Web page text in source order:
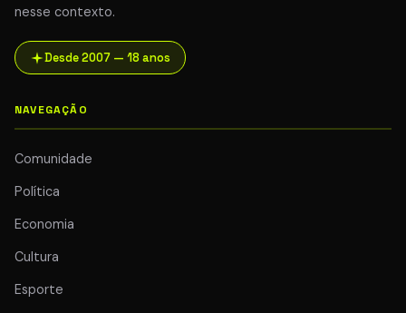
nesse contexto.
Desde 2007 — 18 anos
NAVEGAÇÃO
Comunidade
Política
Economia
Cultura
Esporte